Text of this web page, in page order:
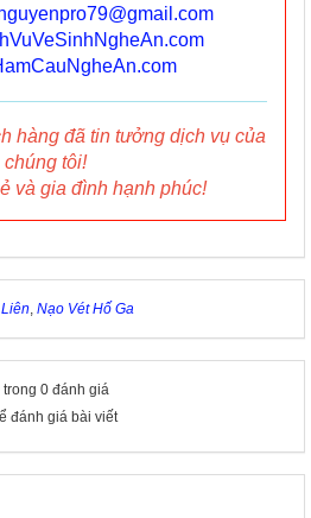
hàng đã tin tưởng dịch vụ của
chúng tôi!
và gia đình hạnh phúc!
, Nạo Vét Hố Ga
0 đánh giá
đánh giá bài viết